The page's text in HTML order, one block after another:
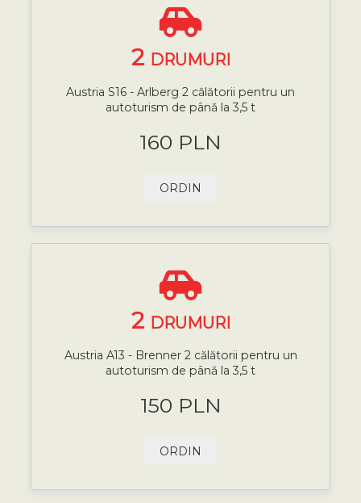
2 DRUMURI
Austria S16 - Arlberg 2 călătorii pentru un
autoturism de până la 3,5 t
160 PLN
ORDIN
2 DRUMURI
Austria A13 - Brenner 2 călătorii pentru un
autoturism de până la 3,5 t
150 PLN
ORDIN